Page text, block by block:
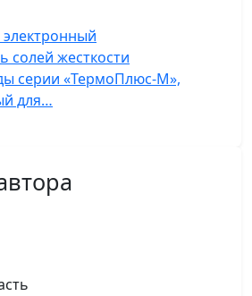
солей жесткости
серии «ТермоПлюс-М»,
для…